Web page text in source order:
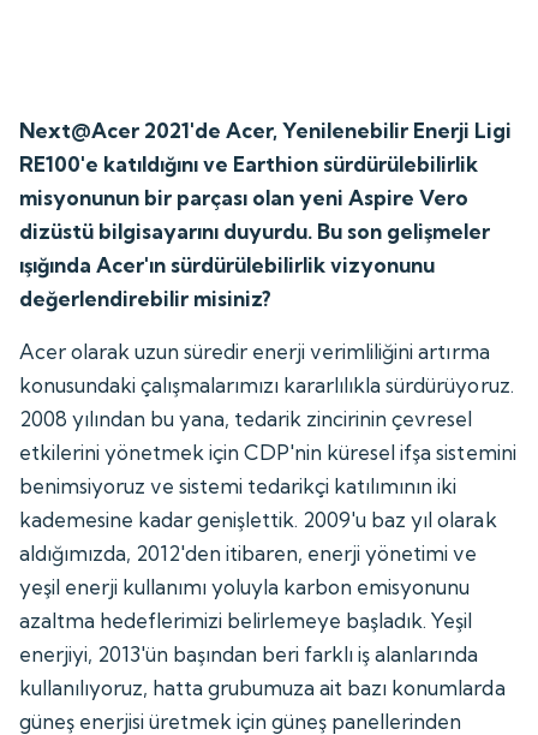
Next@Acer 2021'de Acer, Yenilenebilir Enerji Ligi
RE100'e katıldığını ve Earthion sürdürülebilirlik
misyonunun bir parçası olan yeni Aspire Vero
dizüstü bilgisayarını duyurdu. Bu son gelişmeler
ışığında Acer'ın sürdürülebilirlik vizyonunu
değerlendirebilir misiniz?
Acer olarak uzun süredir enerji verimliliğini artırma
konusundaki çalışmalarımızı kararlılıkla sürdürüyoruz.
2008 yılından bu yana, tedarik zincirinin çevresel
etkilerini yönetmek için CDP'nin küresel ifşa sistemini
benimsiyoruz ve sistemi tedarikçi katılımının iki
kademesine kadar genişlettik. 2009'u baz yıl olarak
aldığımızda, 2012'den itibaren, enerji yönetimi ve
yeşil enerji kullanımı yoluyla karbon emisyonunu
azaltma hedeflerimizi belirlemeye başladık. Yeşil
enerjiyi, 2013'ün başından beri farklı iş alanlarında
kullanılıyoruz, hatta grubumuza ait bazı konumlarda
güneş enerjisi üretmek için güneş panellerinden